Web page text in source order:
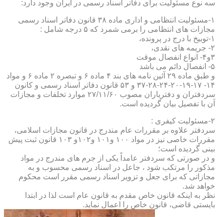
سه نوع مسئولیت برای دفاتر اسناد رسمی در ایران وجود دارد:
۱-مسئولیت انتظامی و اداری ماده ۳۸ قانون دفاتر اسناد رسمی
مجازات های انتظامی را برمی شمرد که ۵ درجه شامل :
۱-توبیخ با درج در پرونده،
۲- جریمه های نقدی،
۳و۴- انواع انفصال موقت
۵- انفصال دائم می باشد
و طبق ماده ۲۹ آئین نامه های بند ۴ ماده ۶ و تبصره ۲ ماده ۶ و مواد
۱۴- ۱۷-۱۹-۲۰-۲۴-۲۸-۳۷ و ۵۳ قانون دفاتر اسناد رسمی و کانون
سردفتران و دفتریاران مصوب ۲۷/۱۱/۶۰ موارد تخلفات و مجازات
آن با تفصیل بیان گردیده است.
۲-مسئولیت کیفری :
سردفتر علاوه بر مقررات عام مندرج در قانون مجازات اسلامی،
مقررات خاصی نیز در مواد ۱۰۰ و۱۰۱ و۱۰۲و ۱۰۳ قانون ثبت پیش
بینی گردیده است؛
و در صورتی که سردفتر عامداً یکی از جرم های مندرج در مواد
مذکور را مرتکب شود ، جاعل در اسناد رسمی محسوب و به
مجازاتی که برای جعل و تزویر اسناد رسمی مقرر است محکوم
خواهد شد.
نظر به اینکه قانون خاص مقدم به قانون عام است لذا در ابتدا
بایستی قاضی، قانون خاص را اعمال نماید.